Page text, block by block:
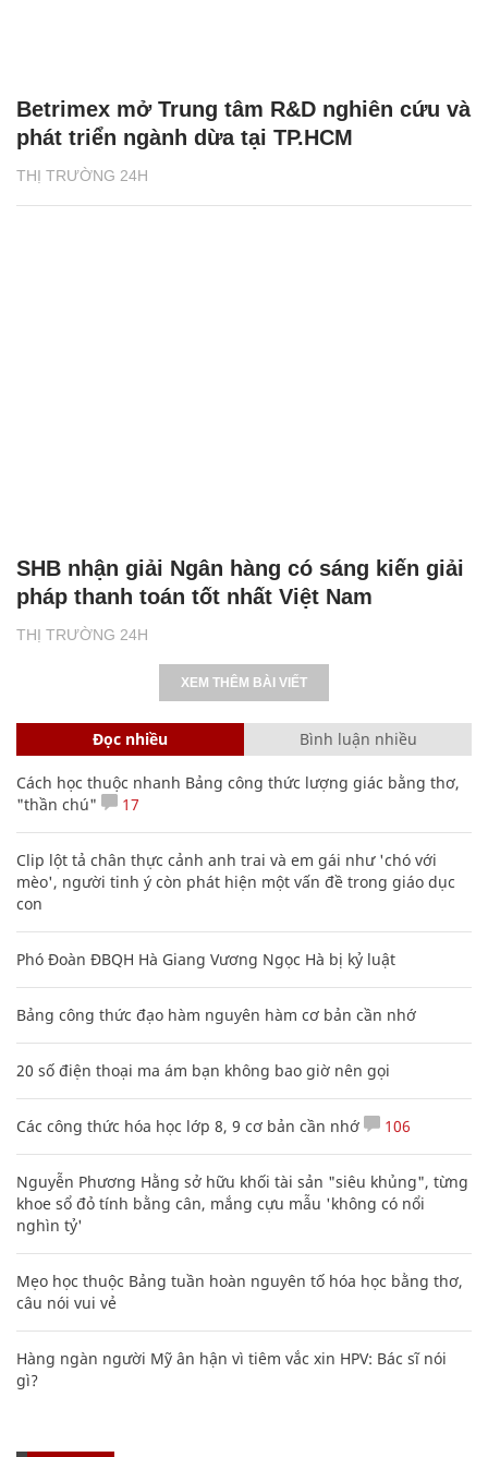
THỊ TRƯỜNG 24H
Betrimex mở Trung tâm R&D nghiên cứu và
phát triển ngành dừa tại TP.HCM
THỊ TRƯỜNG 24H
SHB nhận giải Ngân hàng có sáng kiến giải
pháp thanh toán tốt nhất Việt Nam
XEM THÊM BÀI VIẾT
Đọc nhiều Bình luận nhiều
Cách học thuộc nhanh Bảng công thức lượng giác bằng thơ,
"thần chú"
17
Clip lột tả chân thực cảnh anh trai và em gái như 'chó với
mèo', người tinh ý còn phát hiện một vấn đề trong giáo dục
con
Phó Đoàn ĐBQH Hà Giang Vương Ngọc Hà bị kỷ luật
Bảng công thức đạo hàm nguyên hàm cơ bản cần nhớ
20 số điện thoại ma ám bạn không bao giờ nên gọi
Các công thức hóa học lớp 8, 9 cơ bản cần nhớ 106
Nguyễn Phương Hằng sở hữu khối tài sản "siêu khủng", từng
khoe sổ đỏ tính bằng cân, mắng cựu mẫu 'không có nổi
nghìn tỷ'
Mẹo học thuộc Bảng tuần hoàn nguyên tố hóa học bằng thơ,
câu nói vui vẻ
Hàng ngàn người Mỹ ân hận vì tiêm vắc xin HPV: Bác sĩ nói
gì?